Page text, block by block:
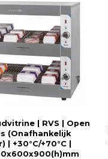
| RVS | Open
(Onafhankelijk
| +30°C/+70°C |